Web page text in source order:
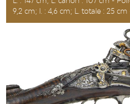
9,2 cm; l. : 4,6 cm; L. totale : 25 cm